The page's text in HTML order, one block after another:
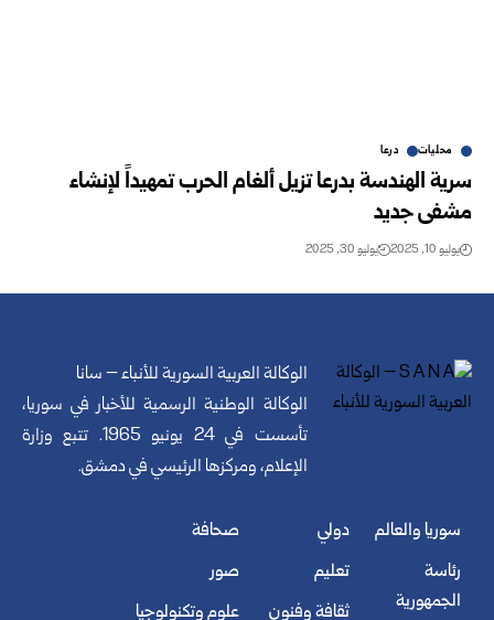
محليات درعا
سرية الهندسة بدرعا تزيل ألغام الحرب تمهيداً لإنشاء
مشفى جديد
يوليو 10, 2025 يوليو 30, 2025
الوكالة العربية السورية للأنباء – سانا
الوكالة الوطنية الرسمية للأخبار في سوريا،
تأسست في 24 يونيو 1965. تتبع وزارة
الإعلام، ومركزها الرئيسي في دمشق.
سوريا والعالم
رئاسة
الجمهورية
دولي
تعليم
ثقافة وفنون
صحافة
صور
علوم وتكنولوجيا